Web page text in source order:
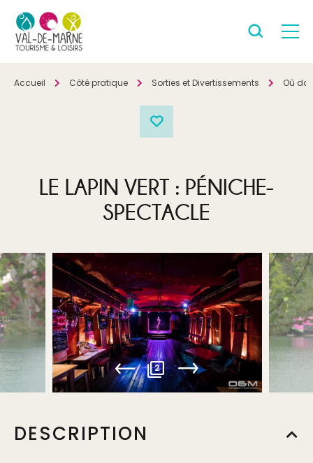
Accueil Côté pratique Sorties et Divertissements Où
LE LAPIN VERT : PÉNICHE-
SPECTACLE
2
DESCRIPTION